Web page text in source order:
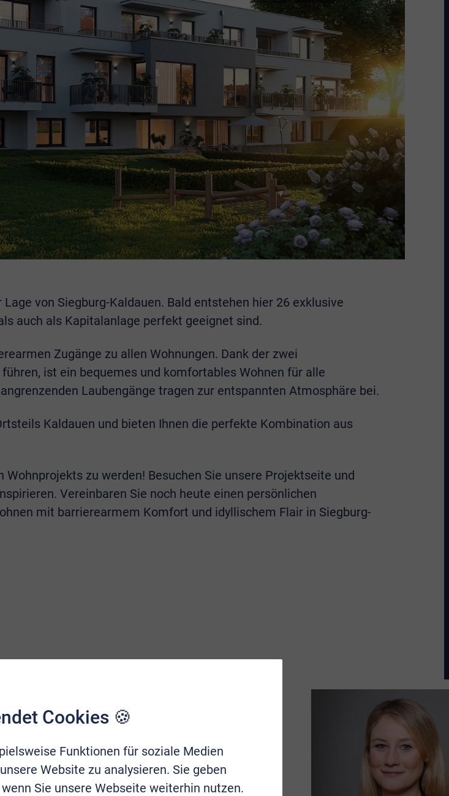
von Siegburg-Kaldauen. Bald entstehen hier 26 exklusive
auch als Kapitalanlage perfekt geeignet sind.
Zugänge zu allen Wohnungen. Dank der zwei
ist ein bequemes und komfortables Wohnen für alle
Laubengänge tragen zur entspannten Atmosphäre bei.
Kaldauen und bieten Ihnen die perfekte Kombination aus
zu werden! Besuchen Sie unsere Projektseite und
Vereinbaren Sie noch heute einen persönlichen
mit barrierearmem Komfort und idyllischem Flair in Siegburg-
Cookies 🍪
Funktionen für soziale Medien
Website zu analysieren. Sie geben
Sie unsere Webseite weiterhin nutzen.